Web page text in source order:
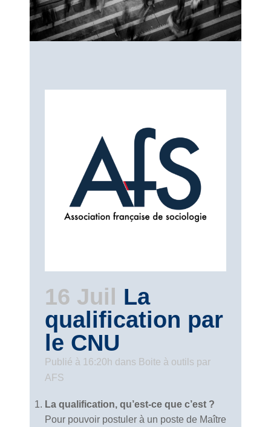
16 Juil La
qualification par
le CNU
Publié à 16:20h dans Boite à outils par
AFS
La qualification, qu’est-ce que c’est ?
Pour pouvoir postuler à un poste de Maître